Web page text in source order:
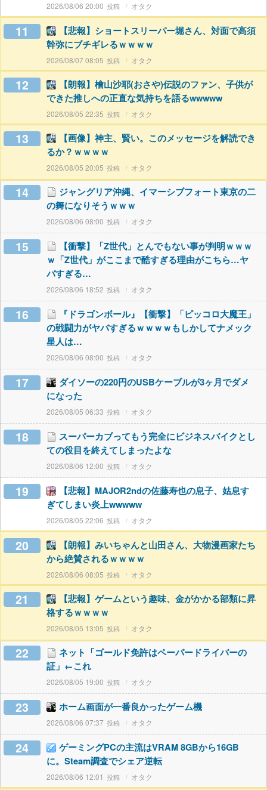
2026/08/06 20:00 オタク
11
【悲報】ショートスリーパー堀さん、対面で高須
幹弥にブチギレるｗｗｗｗ
2026/08/07 08:05 オタク
12
【朗報】檜山沙耶(おさや)伝説のファン、子供が
できた推しへの正直な気持ちを語るwwwww
2026/08/05 22:35 オタク
13
【画像】神主、賢い。このメッセージを解読でき
るか？ｗｗｗｗ
2026/08/05 20:05 オタク
14
ジャングリア沖縄、イマーシブフォート東京の二
の舞になりそうｗｗｗ
2026/08/06 08:00 オタク
15
【衝撃】「Z世代」とんでもない事が判明ｗｗｗ
ｗ「Z世代」がここまで酷すぎる理由がこちら…ヤ
バすぎる…
2026/08/06 18:52 オタク
16
『ドラゴンボール』【衝撃】「ピッコロ大魔王」
の戦闘力がヤバすぎるｗｗｗｗもしかしてナメック
星人は…
2026/08/06 08:00 オタク
17
ダイソーの220円のUSBケーブルが3ヶ月でダメ
になった
2026/08/05 06:33 オタク
18
スーパーカブってもう完全にビジネスバイクとし
ての役目を終えてしまったよな
2026/08/06 12:00 オタク
19
【悲報】MAJOR2ndの佐藤寿也の息子、姑息す
ぎてしまい炎上wwwww
2026/08/05 22:06 オタク
20
【朗報】みいちゃんと山田さん、大物漫画家たち
から絶賛されるｗｗｗｗ
2026/08/06 08:05 オタク
21
【悲報】ゲームという趣味、金がかかる部類に昇
格するｗｗｗｗ
2026/08/05 13:05 オタク
22
ネット「ゴールド免許はペーパードライバーの
証」←これ
2026/08/05 19:00 オタク
23 ホーム画面が一番良かったゲーム機
2026/08/06 07:37 オタク
24
ゲーミングPCの主流はVRAM 8GBから16GB
に。Steam調査でシェア逆転
2026/08/06 12:01 オタク